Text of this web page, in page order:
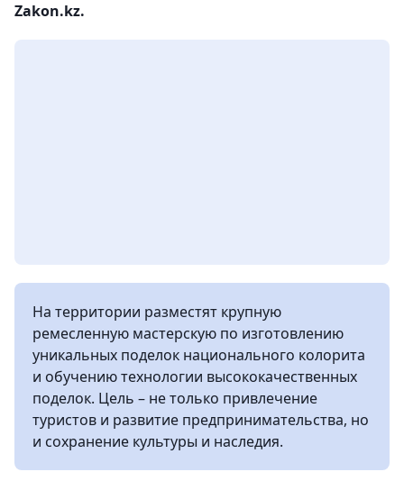
Zakon.kz.
На территории разместят крупную
ремесленную мастерскую по изготовлению
уникальных поделок национального колорита
и обучению технологии высококачественных
поделок. Цель – не только привлечение
туристов и развитие предпринимательства, но
и сохранение культуры и наследия.